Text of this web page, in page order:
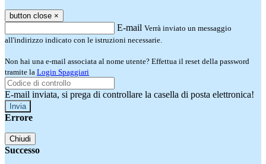
button close ×
E-mail Verrà inviato un messaggio
all'indirizzo indicato con le istruzioni necessarie.
Non hai una e-mail associata al nome utente? Effettua il reset della password
tramite la Login Spaggiari
E-mail inviata, si prega di controllare la casella di posta elettronica!
Errore
Chiudi
Successo